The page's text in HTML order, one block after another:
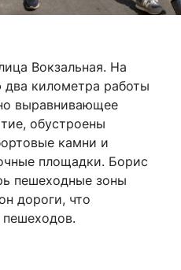
Вокзальная. На
два километра работы
выравнивающее
обустроены
камни и
площадки. Борис
пешеходные зоны
дороги, что
пешеходов.